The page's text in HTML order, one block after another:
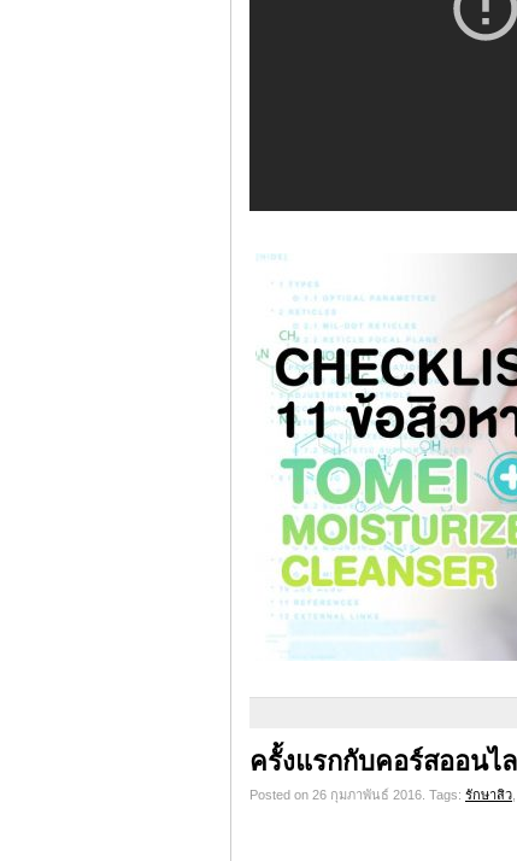
ครั้งแรกกับคอร์สออนไ
Posted on 26 กุมภาพันธ์ 2016. Tags: รักษาสิว